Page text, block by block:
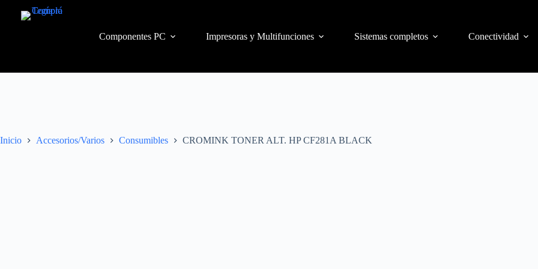
Componentes PC Impresoras y Multifunciones Sistemas completos Conectividad
Inicio Accesorios/Varios Consumibles CROMINK TONER ALT. HP CF281A BLACK